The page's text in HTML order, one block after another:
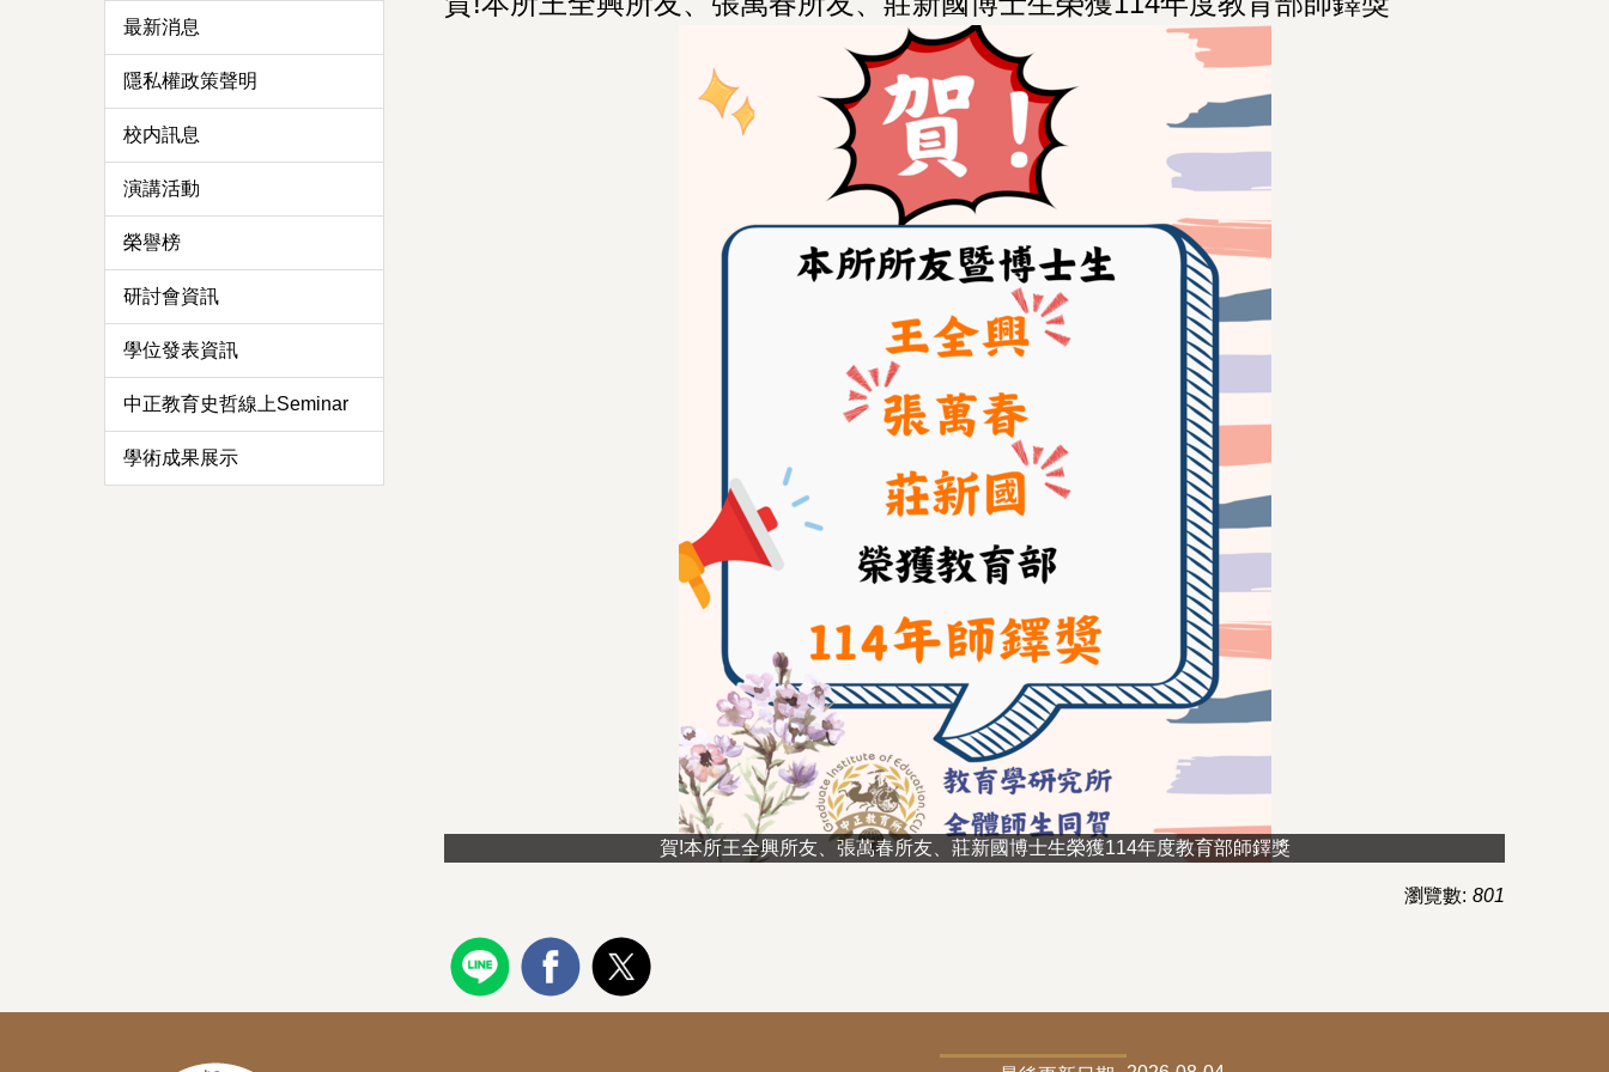
最新消息
隱私權政策聲明
校内訊息
演講活動
榮譽榜
研討會資訊
學位發表資訊
中正教育史哲線上Seminar
學術成果展示
賀!本所王全興所友、張萬春所友、莊新國博士生榮獲114年度教育部師鐸獎
瀏覽數: 801